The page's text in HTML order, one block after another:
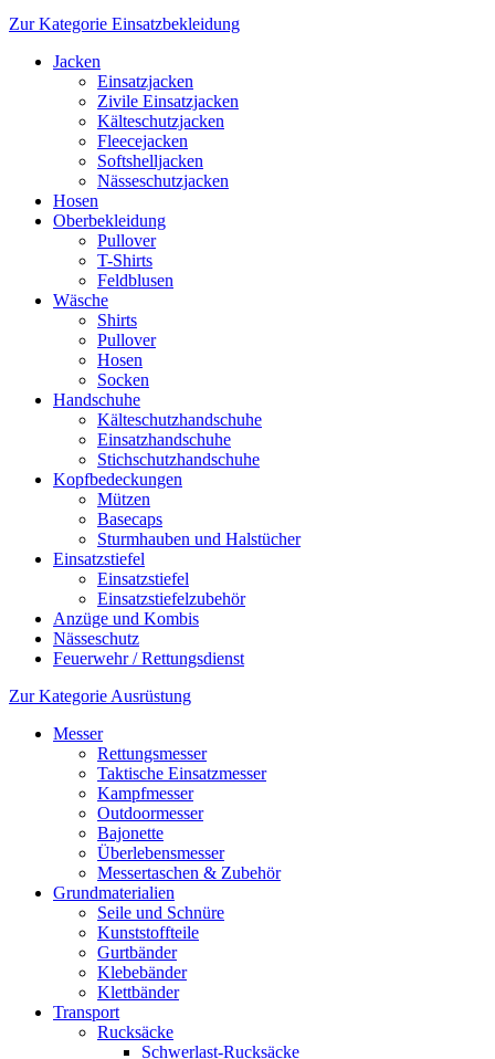
Zur Kategorie Einsatzbekleidung
Jacken
Einsatzjacken
Zivile Einsatzjacken
Kälteschutzjacken
Fleecejacken
Softshelljacken
Nässeschutzjacken
Hosen
Oberbekleidung
Pullover
T-Shirts
Feldblusen
Wäsche
Shirts
Pullover
Hosen
Socken
Handschuhe
Kälteschutzhandschuhe
Einsatzhandschuhe
Stichschutzhandschuhe
Kopfbedeckungen
Mützen
Basecaps
Sturmhauben und Halstücher
Einsatzstiefel
Einsatzstiefel
Einsatzstiefelzubehör
Anzüge und Kombis
Nässeschutz
Feuerwehr / Rettungsdienst
Zur Kategorie Ausrüstung
Messer
Rettungsmesser
Taktische Einsatzmesser
Kampfmesser
Outdoormesser
Bajonette
Überlebensmesser
Messertaschen & Zubehör
Grundmaterialien
Seile und Schnüre
Kunststoffteile
Gurtbänder
Klebebänder
Klettbänder
Transport
Rucksäcke
Schwerlast-Rucksäcke